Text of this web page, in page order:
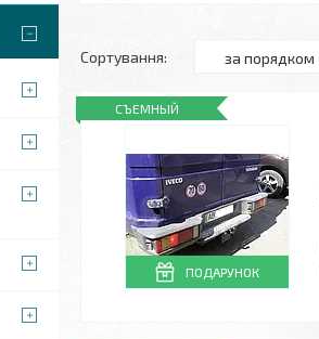
СЪЕМНЫЙ
ПОДАРУНОК